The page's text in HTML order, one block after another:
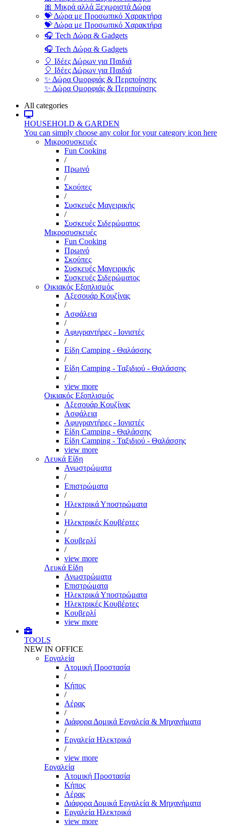
🎀 Μικρά αλλά Ξεχωριστά Δώρα
💝 Δώρα με Προσωπικό Χαρακτήρα
💝 Δώρα με Προσωπικό Χαρακτήρα
🎧 Tech Δώρα & Gadgets
🎧 Tech Δώρα & Gadgets
🎈 Ιδέες Δώρων για Παιδιά
🎈 Ιδέες Δώρων για Παιδιά
✨ Δώρα Ομορφιάς & Περιποίησης
✨ Δώρα Ομορφιάς & Περιποίησης
All categories
HOUSEHOLD & GARDEN
You can simply choose any color for your category icon here
Μικροσυσκευές
Fun Cooking
/
Πρωινό
/
Σκούπες
/
Συσκευές Μαγειρικής
/
Συσκευές Σιδερώματος
Μικροσυσκευές
Fun Cooking
Πρωινό
Σκούπες
Συσκευές Μαγειρικής
Συσκευές Σιδερώματος
Οικιακός Εξοπλισμός
Αξεσουάρ Κουζίνας
/
Ασφάλεια
/
Αφυγραντήρες - Ιονιστές
/
Είδη Camping - Θαλάσσης
/
Είδη Camping - Ταξιδιού - Θαλάσσης
/
view more
Οικιακός Εξοπλισμός
Αξεσουάρ Κουζίνας
Ασφάλεια
Αφυγραντήρες - Ιονιστές
Είδη Camping - Θαλάσσης
Είδη Camping - Ταξιδιού - Θαλάσσης
view more
Λευκά Είδη
Ανωστρώματα
/
Επιστρώματα
/
Ηλεκτρικά Υποστρώματα
/
Ηλεκτρικές Κουβέρτες
/
Κουβερλί
/
view more
Λευκά Είδη
Ανωστρώματα
Επιστρώματα
Ηλεκτρικά Υποστρώματα
Ηλεκτρικές Κουβέρτες
Κουβερλί
view more
TOOLS
NEW IN OFFICE
Εργαλεία
Aτομική Προστασία
/
Kήπος
/
Αέρας
/
Διάφορα Δομικά Εργαλεία & Μηχανήματα
/
Εργαλεία Ηλεκτρικά
/
view more
Εργαλεία
Aτομική Προστασία
Kήπος
Αέρας
Διάφορα Δομικά Εργαλεία & Μηχανήματα
Εργαλεία Ηλεκτρικά
view more